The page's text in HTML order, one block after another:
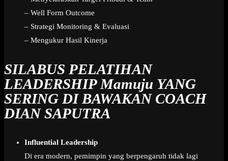
– Well Form Outcome
– Strategi Monitoring & Evaluasi
– Mengukur Hasil Kinerja
SILABUS PELATIHAN
LEADERSHIP Mamuju YANG
SERING DI BAWAKAN COACH
DIAN SAPUTRA
Influential Leadership
Di era modern, pemimpin yang berpengaruh tidak lagi